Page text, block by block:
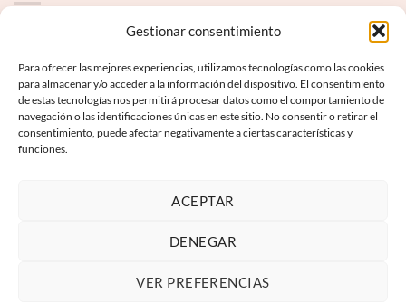
Gestionar consentimiento
Para ofrecer las mejores experiencias, utilizamos tecnologías como las cookies
para almacenar y/o acceder a la información del dispositivo. El consentimiento
de estas tecnologías nos permitirá procesar datos como el comportamiento de
navegación o las identificaciones únicas en este sitio. No consentir o retirar el
consentimiento, puede afectar negativamente a ciertas características y
funciones.
ACEPTAR
DENEGAR
VER PREFERENCIAS
INFORMACIÓ LEGAL
Avís Legal